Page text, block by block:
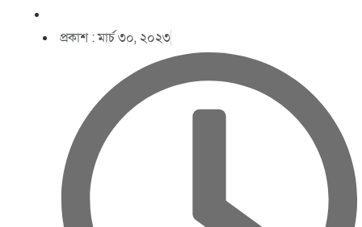
প্রকাশ :মার্চ ৩০, ২০২৩